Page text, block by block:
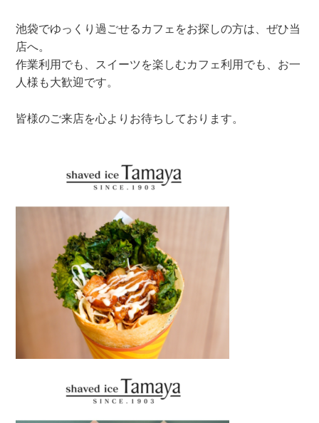
池袋でゆっくり過ごせるカフェをお探しの方は、ぜひ当
店へ。
作業利用でも、スイーツを楽しむカフェ利用でも、お一
人様も大歓迎です。
皆様のご来店を心よりお待ちしております。